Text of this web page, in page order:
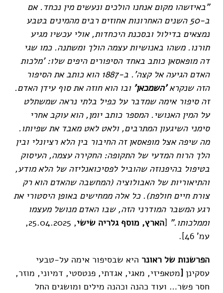
"באיזשהו מקום אנחנו הולכים ונעשים מין נכחד. אם
ב-50 השנים האחרונות
אחוזים רבים מהמינים בטבע
נמצאים בדילול ובסכנת היכחדות, אולי עכשיו מגיע
תורנו. משהו באנושיות עצמה הולך ומשתנה. כמו שגי
דה מופאסאן כותב באחד הסיפורים היפים שלו: 'מלכות
האדם הגיעה אל קצה'. ב-1887 הוא כותב את הסיפור
הזה שנקרא'השמכאן' ובו הוא חוזה את סוף עידן האדם.
זה סיפור אימה שמדבר על כפיל בלתי נראה שמשתלט
על המין האנושי. המספר כותב יומן, הוא עוקב אחרי
סימני השיגעון המתרבים, ולאט לאט מאבד את שפיותו.
מה שיפה אצל מופאסאן זה החיבור בין הלא רציונלי ובין
הלך הרוח המדעי של התקופה: החקירה עצמה, העיסוק
בטיפול בהיפנוזה שהוביל לפסיכואנליזה של הלא מודע,
והתיאוריות של האבולוציה (המחשבה שהאדם הוא רק
צורת חיים חולפת). כל אלה ממחישים באופן היסטורי את
רגע המשבר המודרני הזה, שבו האדם מנושל מעצמו
וממלכותו." [הארץ, מוסף גלריה שישי
, 25.04.2025,
עמ' 46].
הפרשנות של ראונר היא שבסיפור אימה על-טבעי
עסקינן [מטאפיזי, מאגי, אגדתי, פנטסטי, דמיוני, מוזר,
חסר פשר… ועוד כהנה וכהנה מילים ומושגים החל